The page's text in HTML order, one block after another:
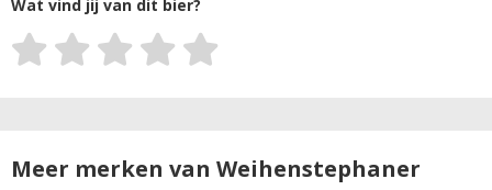
Wat vind jij van dit bier?
Meer merken van Weihenstephaner